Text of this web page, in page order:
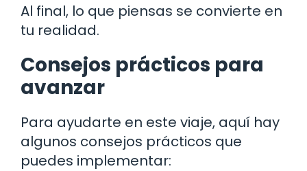
Al final, lo que piensas se convierte en
tu realidad.
Consejos prácticos para
avanzar
Para ayudarte en este viaje, aquí hay
algunos consejos prácticos que
puedes implementar: